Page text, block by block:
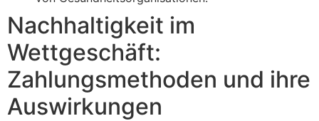
Nachhaltigkeit im
Wettgeschäft:
Zahlungsmethoden und ihre
Auswirkungen